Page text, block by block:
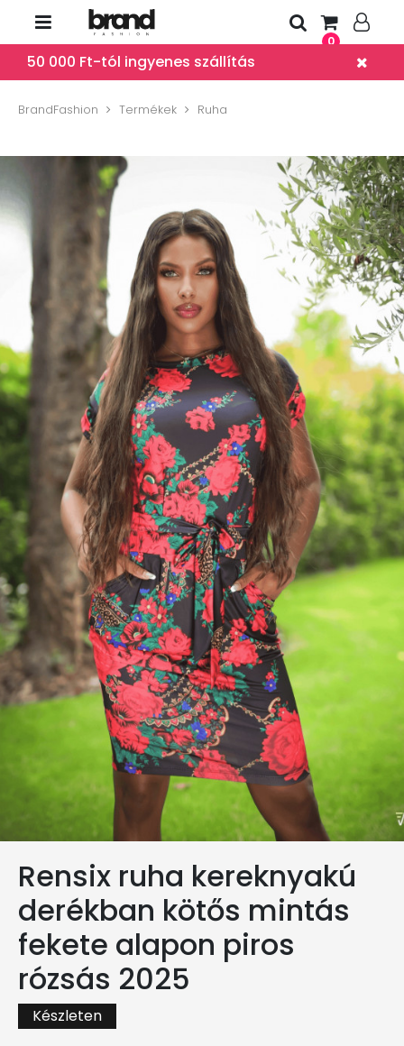
0
50 000 Ft-tól ingyenes szállítás
BrandFashion Termékek Ruha
Rensix ruha kereknyakú
derékban kötős mintás
fekete alapon piros
rózsás 2025
Készleten